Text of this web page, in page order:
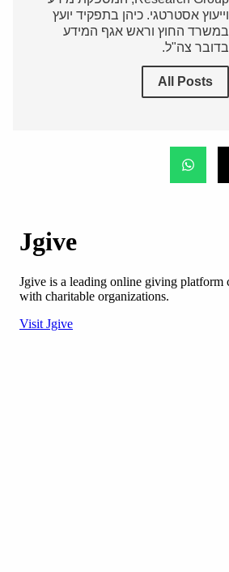
וייעוץ אסטרטגי. כיהן בתפקיד יועץ
במשרד החוץ וראש אגף המידע
בדובר צה"ל.
All Posts